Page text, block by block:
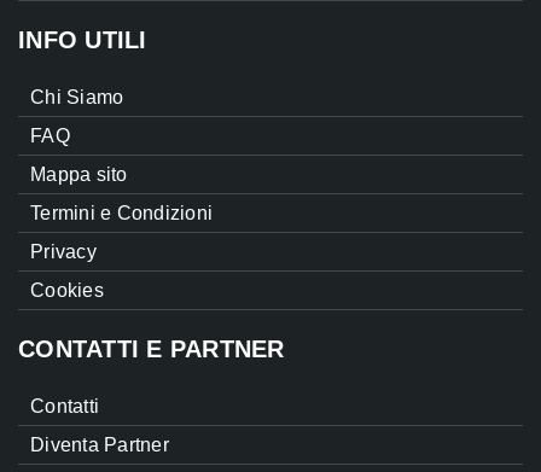
INFO UTILI
Chi Siamo
FAQ
Mappa sito
Termini e Condizioni
Privacy
Cookies
CONTATTI E PARTNER
Contatti
Diventa Partner